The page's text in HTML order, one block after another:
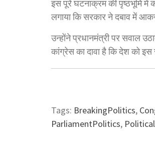
इस पूरे घटनाक्रम की पृष्ठभूमि में
लगाया कि सरकार ने दबाव में
उन्होंने प्रधानमंत्री पर सवाल
कांग्रेस का दावा है कि देश को
Tags: BreakingPolitics,
ParliamentPolitics,